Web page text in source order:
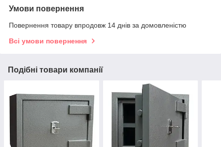
Умови повернення
Повернення товару впродовж 14 днів за домовленістю
Всі умови повернення
Подібні товари компанії